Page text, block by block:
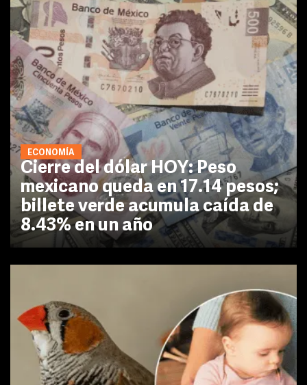
ECONOMÍA
Cierre del dólar HOY: Peso
mexicano queda en 17.14 pesos;
billete verde acumula caída de
8.43% en un año